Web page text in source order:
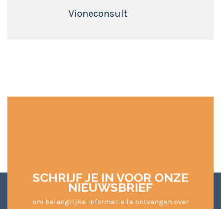
Vioneconsult
SCHRIJF JE IN VOOR ONZE
NIEUWSBRIEF
om belangrijke informatie te ontvangen over